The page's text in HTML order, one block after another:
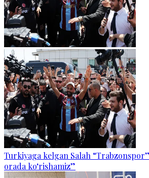
Turkiyaga kelgan Salah
orada ko‘rishamiz”